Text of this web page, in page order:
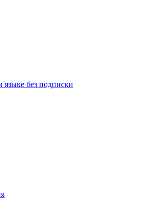
языке без подписки